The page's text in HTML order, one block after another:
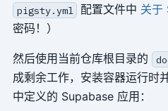
pigsty.yml 配置文件中 关于
密码！）
然后使用当前仓库根目录的
成剩余工作，安装容器运行时
中定义的 Supabase 应用：